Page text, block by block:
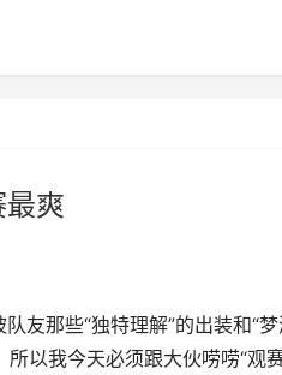
爽
友那些“独特理解”的出装和“梦
以我今天必须跟大伙唠唠“观